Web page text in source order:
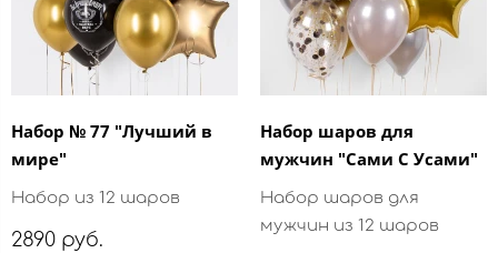
Набор № 77 "Лучший в
мире"
Набор из 12 шаров
2890 руб.
Набор шаров для
мужчин "Сами С Усами"
Набор шаров для
мужчин из 12 шаров